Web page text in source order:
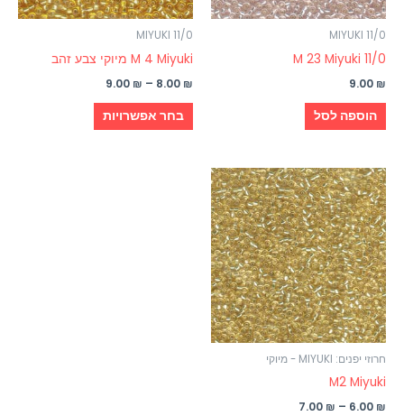
MIYUKI 11/0
M 23 Miyuki 11/0
9.00 ₪
הוספה לסל
MIYUKI 11/0
M 4 Miyuki מיוקי צבע זהב
8.00 ₪
–
9.00 ₪
בחר אפשרויות
את
בעמוד
חרוזי יפנים: MIYUKI - מיוקי
M2 Miyuki
6.00 ₪
–
7.00 ₪
טווח
מחירים:
עד
למוצר
זה
יש
מספר
סוגים.
ניתן
לבחור
את
האפשרויות